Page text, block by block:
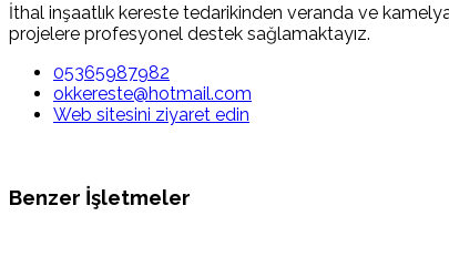
İthal inşaatlık kereste tedarikinden veranda ve
projelere profesyonel destek sağlamaktayız.
05365987982
okkereste@hotmail.com
Web sitesini ziyaret edin
Benzer İşletmeler